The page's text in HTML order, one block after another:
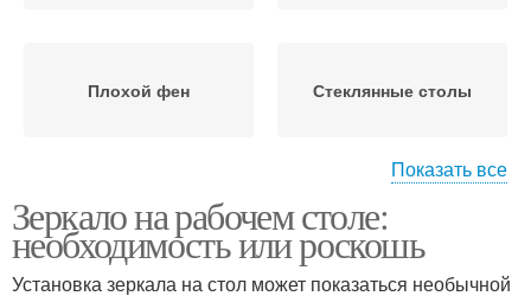
Плохой фен Стеклянные столы
Кабинет по фен Стол для карьеры
Показать все
Зеркало на рабочем столе:
необходимость или роскошь
Установка зеркала на стол может показаться необычной